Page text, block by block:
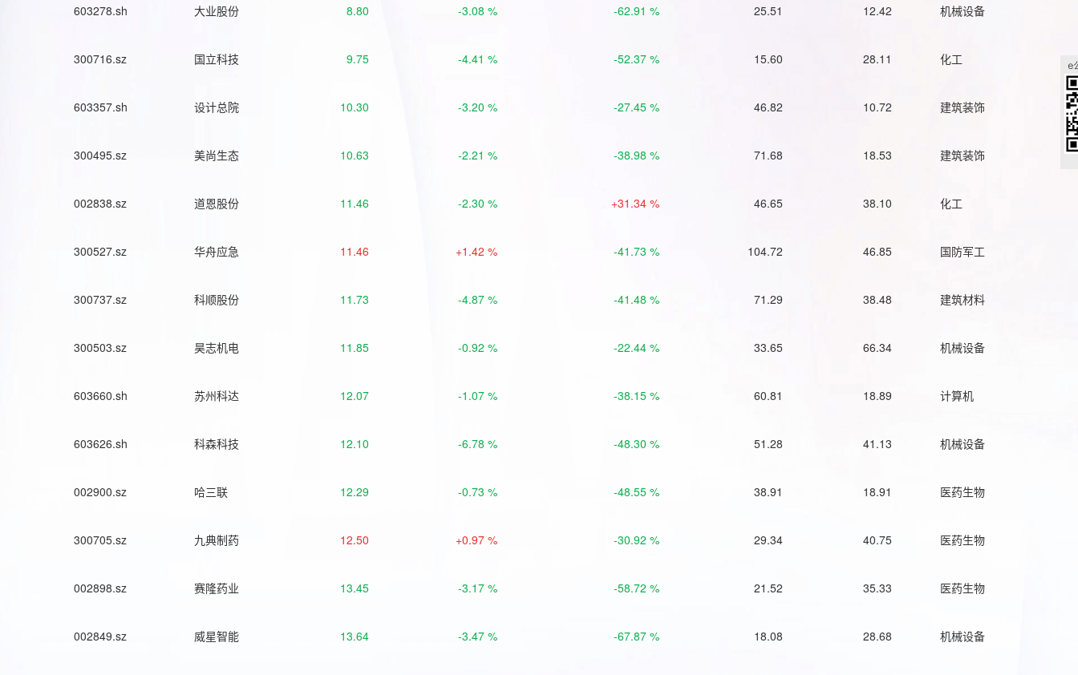
603278.sh 大业股份 8.80 -3.08 % -62.91 % 25.51 12.42 机械设备
300716.sz 国立科技 9.75 -4.41 % -52.37 % 15.60 28.11 化工
603357.sh 设计总院 10.30 -3.20 % -27.45 % 46.82 10.72 建筑装饰
300495.sz 美尚生态 10.63 -2.21 % -38.98 % 71.68 18.53 建筑装饰
002838.sz 道恩股份 11.46 -2.30 % +31.34 % 46.65 38.10 化工
300527.sz 华舟应急 11.46 +1.42 % -41.73 % 104.72 46.85 国防军工
300737.sz 科顺股份 11.73 -4.87 % -41.48 % 71.29 38.48 建筑材料
300503.sz 昊志机电 11.85 -0.92 % -22.44 % 33.65 66.34 机械设备
603660.sh 苏州科达 12.07 -1.07 % -38.15 % 60.81 18.89 计算机
603626.sh 科森科技 12.10 -6.78 % -48.30 % 51.28 41.13 机械设备
002900.sz 哈三联 12.29 -0.73 % -48.55 % 38.91 18.91 医药生物
300705.sz 九典制药 12.50 +0.97 % -30.92 % 29.34 40.75 医药生物
002898.sz 赛隆药业 13.45 -3.17 % -58.72 % 21.52 35.33 医药生物
002849.sz 威星智能 13.64 -3.47 % -67.87 % 18.08 28.68 机械设备